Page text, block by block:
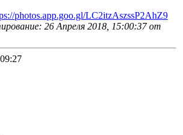
photos.app.goo.gl/LC2itzAszssP2AhZ9
26 Апреля 2018, 15:00:37 от